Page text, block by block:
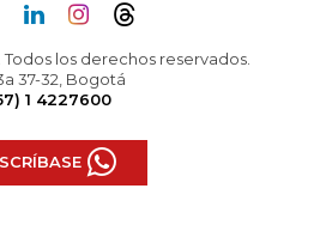
Todos los derechos reservados.
37-32, Bogotá
1 4227600